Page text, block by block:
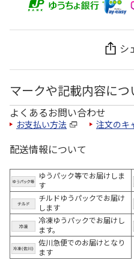
シ
マークや記載内容につ
よくあるお問い合わせ
お支払い方法 注文のキ
配送情報について
ゆうパック等でお届けしま
す
チルドゆうパックでお届け
します
冷凍ゆうパックでお届けし
ます。
佐川急便でのお届けとなり
ます